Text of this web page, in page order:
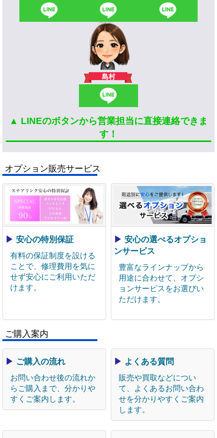
島村
▲ LINEのボタンから営業担当に直接連絡できま
す！
オプション販売サービス
▶ 安心の特別保証
有料の保証制度を設ける
ことで、修理費用を気に
せず安心にご利用いただ
けます。
▶ 安心の選べるオプショ
ンサービス
豊富なラインナップから
用途に合わせて、オプシ
ョンサービスをお選びい
ただけます。
ご購入案内
▶ ご購入の流れ
お問い合わせ後の流れか
らご購入まで、分かりや
すくご案内します。
▶ よくある質問
販売や買取などについ
て、よくあるお問い合わ
せを分かりやすくご案内
します。